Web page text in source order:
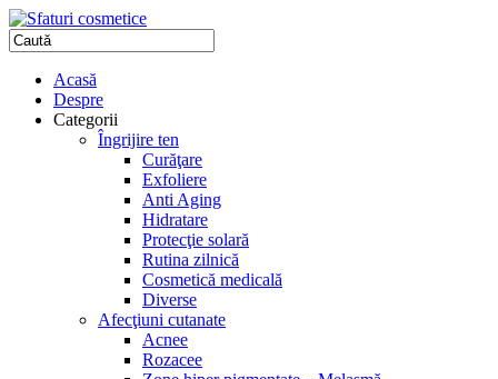
Acasă
Despre
Categorii
Îngrijire ten
Curăţare
Exfoliere
Anti Aging
Hidratare
Protecţie solară
Rutina zilnică
Cosmetică medicală
Diverse
Afecţiuni cutanate
Acnee
Rozacee